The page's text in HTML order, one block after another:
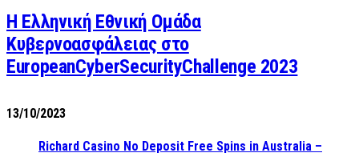
Η Ελληνική Εθνική Ομάδα
Κυβερνοασφάλειας στο
EuropeanCyberSecurityChallenge 2023
13/10/2023
Richard Casino No Deposit Free Spins in Australia –